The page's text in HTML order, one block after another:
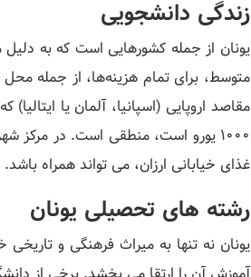
زندگی دانشجویی
یونان از جمله کشورهایی است که به
غذای خیابانی ارزان، می تواند همراه باشد.
رشته های تحصیلی یونان
یونان نه تنها به میراث فرهنگی و